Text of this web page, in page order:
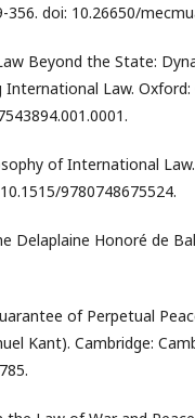
doi: 10.26650/
Beyond the State:
Law.
of International
9780748675524.
Delaplaine Honoré de
of Perpetual
Kant). Cambridge: